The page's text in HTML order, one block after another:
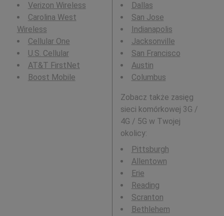
Verizon Wireless
Carolina West
Wireless
Cellular One
U.S. Cellular
AT&T FirstNet
Boost Mobile
Dallas
San Jose
Indianapolis
Jacksonville
San Francisco
Austin
Columbus
Zobacz także zasięg
sieci komórkowej 3G /
4G / 5G w Twojej
okolicy:
Pittsburgh
Allentown
Erie
Reading
Scranton
Bethlehem